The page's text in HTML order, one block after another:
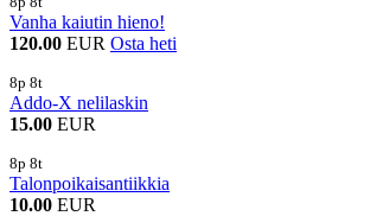
Vanha kaiutin hieno!
120.00 EUR Osta heti
8p 8t
Addo-X nelilaskin
15.00 EUR
8p 8t
Talonpoikaisantiikkia
10.00 EUR